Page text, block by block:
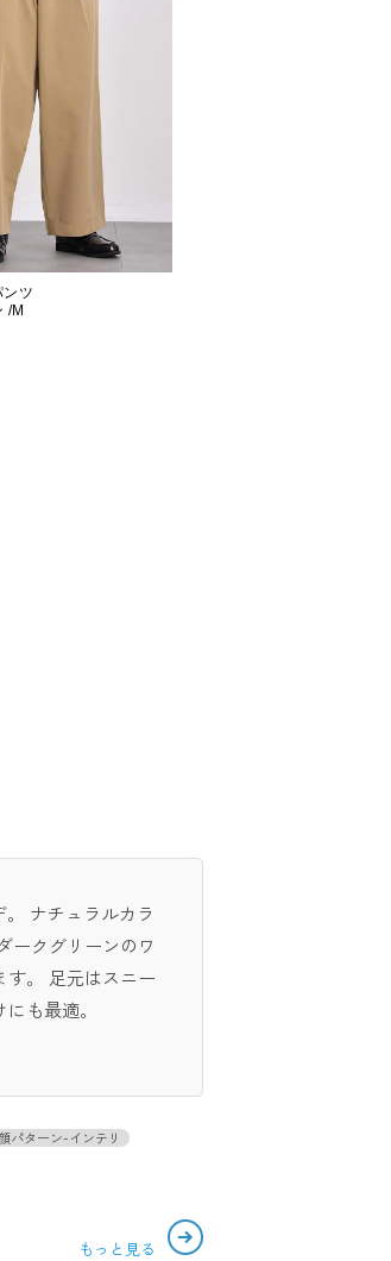
ンツ
/M
ナチュラルカラ
ークグリーンのワ
す。 足元はスニー
も最適。
顔パターン-インテリ
もっと見る